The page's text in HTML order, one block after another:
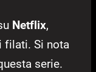
Netflix,
filati. Si nota
serie.